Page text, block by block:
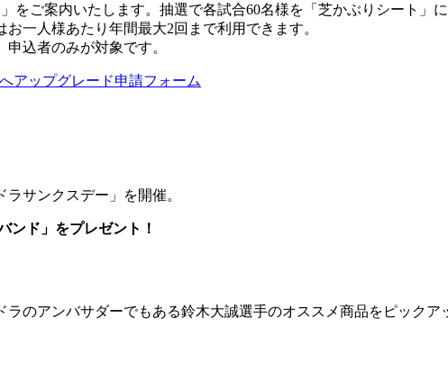
をご案内いたします。抽選で各試合60名様を「芝かぶりシート」
一人様あたり年間最大2回まで利用できます。
込者のみが対象です。
アップグレード申請フォーム
サンクスデー」を開催。
ンド」をプレゼント！
のアンバサダーでもある鈴木大誠選手のオススメ商品をピックア